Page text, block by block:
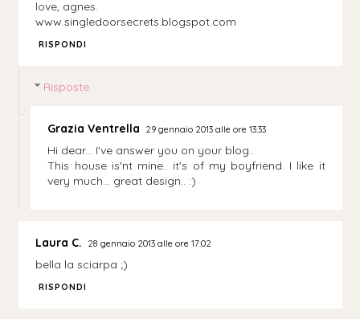
love, agnes.
www.singledoorsecrets.blogspot.com
RISPONDI
Risposte
Grazia Ventrella 29 gennaio 2013 alle ore 13:33
Hi dear... I've answer you on your blog..
This house is'nt mine.. it's of my boyfriend. I like it
very much... great design.. :)
Laura C. 28 gennaio 2013 alle ore 17:02
bella la sciarpa ;)
RISPONDI